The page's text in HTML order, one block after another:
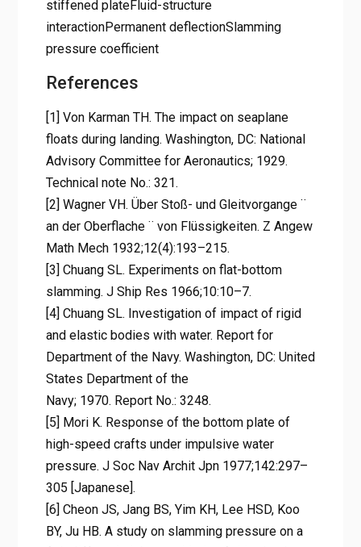
stiffened plateFluid-structure
interactionPermanent deflectionSlamming
pressure coefficient
References
[1] Von Karman TH. The impact on seaplane
floats during landing. Washington, DC: National
Advisory Committee for Aeronautics; 1929.
Technical note No.: 321.
[2] Wagner VH. Über Stoß- und Gleitvorgange ¨
an der Oberflache ¨ von Flüssigkeiten. Z Angew
Math Mech 1932;12(4):193–215.
[3] Chuang SL. Experiments on flat-bottom
slamming. J Ship Res 1966;10:10–7.
[4] Chuang SL. Investigation of impact of rigid
and elastic bodies with water. Report for
Department of the Navy. Washington, DC: United
States Department of the
Navy; 1970. Report No.: 3248.
[5] Mori K. Response of the bottom plate of
high-speed crafts under impulsive water
pressure. J Soc Nav Archit Jpn 1977;142:297–
305 [Japanese].
[6] Cheon JS, Jang BS, Yim KH, Lee HSD, Koo
BY, Ju HB. A study on slamming pressure on a